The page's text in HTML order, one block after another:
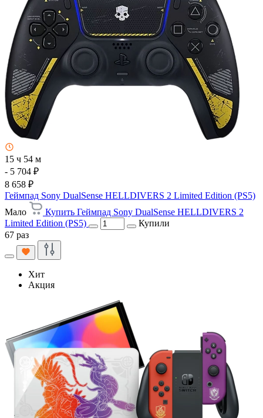
15 ч 54 м
- 5 704 ₽
8 658 ₽
Геймпад Sony DualSense HELLDIVERS 2 Limited Edition (PS5)
Мало
Купить Геймпад Sony DualSense HELLDIVERS 2
Limited Edition (PS5)
Купили
67 раз
Хит
Акция